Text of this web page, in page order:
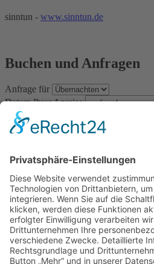
sinntun - www.sinntun.de
Buchen und Anfragen
Anfrage für
Datum Ihrer Anreise
Datum Ihrer Abreise
Buchen
Kontakt
Tagungshaus Reimlingen
Schloßstraße 2 86756 Reimlingen
Anfrage)
Telefon: 09081/29071-0
Telefax: 09081/29071-290
Schreiben Sie uns eine E-Mail